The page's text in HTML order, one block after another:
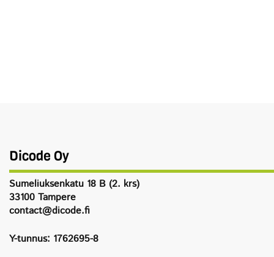
Dicode Oy
Sumeliuksenkatu 18 B (2. krs)
33100 Tampere
contact@dicode.fi
Y-tunnus: 1762695-8